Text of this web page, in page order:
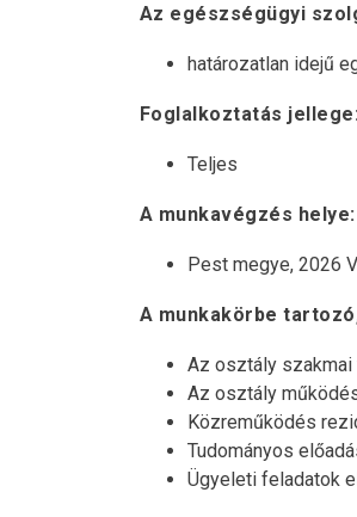
Az egészségügyi
határozatlan idejű
Foglalkoztatás jellege:
Teljes
A munkavégzés helye:
Pest megye, 2026
A munkakörbe
Az osztály szakmai
Az osztály
Közreműködés
Tudományos
Ügyeleti feladatok